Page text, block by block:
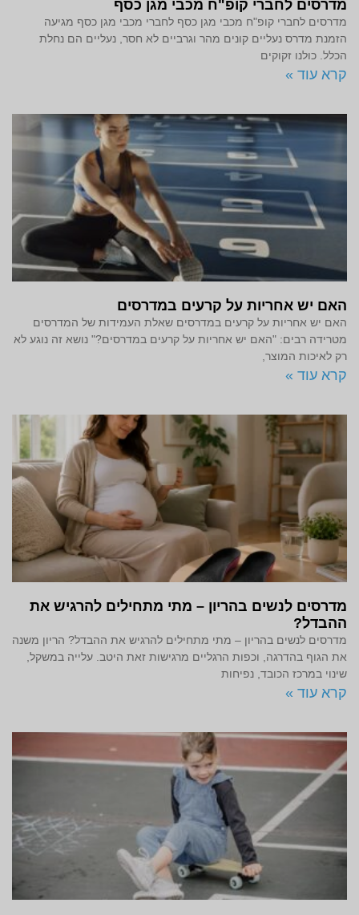
מדרסים לחברי קופ"ח מכבי מגן כסף
מדרסים לחברי קופ"ח מכבי מגן כסף לחברי מכבי מגן כסף מגיעה
הזמנת מדרס נעליים קונים מהר וגרביים לא חסר, נעליים הם נחלת
הכלל. כולנו זקוקים
קרא עוד »
האם יש אחריות על קרעים במדרסים
האם יש אחריות על קרעים במדרסים שאלת העמידות של המדרסים
מטרידה רבים: "האם יש אחריות על קרעים במדרסים?" נושא זה נוגע לא
רק לאיכות המוצר,
קרא עוד »
מדרסים לנשים בהריון – מתי מתחילים להרגיש את
ההבדל?
מדרסים לנשים בהריון – מתי מתחילים להרגיש את ההבדל? הריון משנה
את הגוף בהדרגה, וכפות הרגליים מרגישות זאת היטב. עלייה במשקל,
שינוי במרכז הכובד, נפיחות
קרא עוד »